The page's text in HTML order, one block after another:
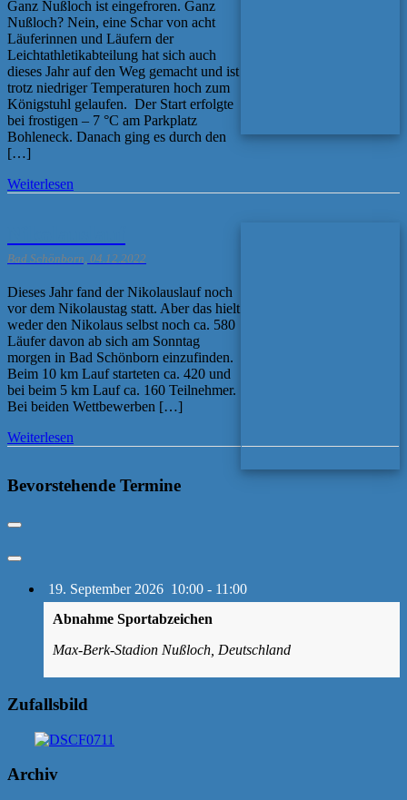
Ganz Nußloch ist eingefroren. Ganz
Nußloch? Nein, eine Schar von acht
Läuferinnen und Läufern der
Leichtathletikabteilung hat sich auch
dieses Jahr auf den Weg gemacht und ist
trotz niedriger Temperaturen hoch zum
Königstuhl gelaufen. Der Start erfolgte
bei frostigen – 7 °C am Parkplatz
Bohleneck. Danach ging es durch den
[…]
Weiterlesen
Bad Schönborn, 04.12.2022
Dieses Jahr fand der Nikolauslauf noch
vor dem Nikolaustag statt. Aber das hielt
weder den Nikolaus selbst noch ca. 580
Läufer davon ab sich am Sonntag
morgen in Bad Schönborn einzufinden.
Beim 10 km Lauf starteten ca. 420 und
bei beim 5 km Lauf ca. 160 Teilnehmer.
Bei beiden Wettbewerben […]
Weiterlesen
Bevorstehende Termine
19. September 2026 10:00 - 11:00
Abnahme Sportabzeichen
Max-Berk-Stadion Nußloch, Deutschland
Zufallsbild
Archiv